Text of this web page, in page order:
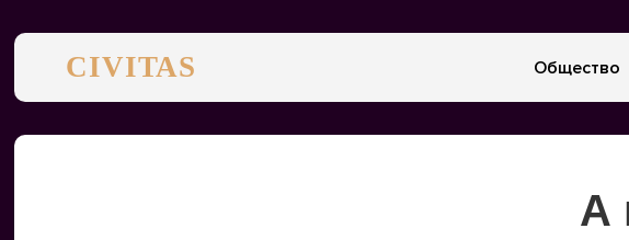
CIVITAS Общество
А